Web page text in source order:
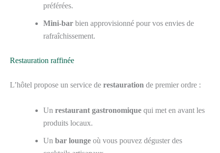
préférées.
Mini-bar bien approvisionné pour vos envies de
rafraîchissement.
Restauration raffinée
L’hôtel propose un service de restauration de premier ordre :
Un restaurant gastronomique qui met en avant les
produits locaux.
Un bar lounge où vous pouvez déguster des